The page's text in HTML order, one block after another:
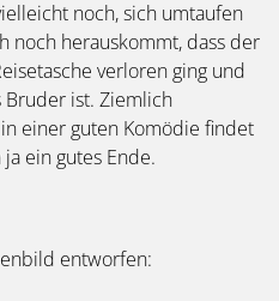
noch, sich umtaufen
noch herauskommt, dass der
verloren ging und
Bruder ist. Ziemlich
einer guten Komödie findet
ein gutes Ende.
entworfen: